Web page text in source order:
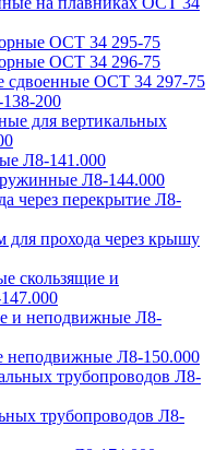
ОСТ 34 295-75
ОСТ 34 296-75
сдвоенные ОСТ 34 297-75
200
для вертикальных
Л8-141.000
Л8-144.000
через перекрытие Л8-
для прохода через крышу
скользящие и
и неподвижные Л8-
неподвижные Л8-150.000
трубопроводов Л8-
трубопроводов Л8-